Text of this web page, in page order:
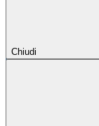
Chiudi